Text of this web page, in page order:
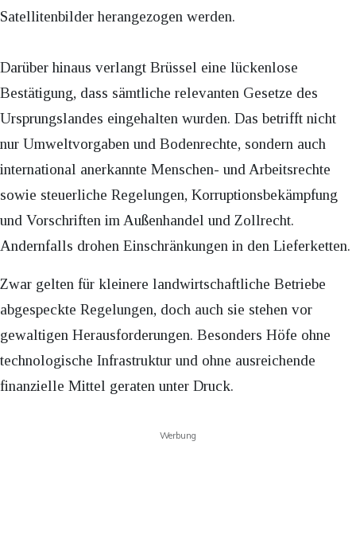
Satellitenbilder herangezogen werden.
Darüber hinaus verlangt Brüssel eine lückenlose
Bestätigung, dass sämtliche relevanten Gesetze des
Ursprungslandes eingehalten wurden. Das betrifft nicht
nur Umweltvorgaben und Bodenrechte, sondern auch
international anerkannte Menschen- und Arbeitsrechte
sowie steuerliche Regelungen, Korruptionsbekämpfung
und Vorschriften im Außenhandel und Zollrecht.
Andernfalls drohen Einschränkungen in den Lieferketten.
Zwar gelten für kleinere landwirtschaftliche Betriebe
abgespeckte Regelungen, doch auch sie stehen vor
gewaltigen Herausforderungen. Besonders Höfe ohne
technologische Infrastruktur und ohne ausreichende
finanzielle Mittel geraten unter Druck.
Werbung